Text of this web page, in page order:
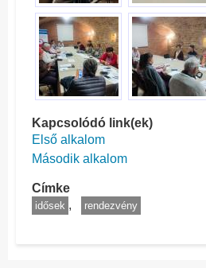
Kapcsolódó link(ek)
Első alkalom
Második alkalom
Címke
idősek rendezvény